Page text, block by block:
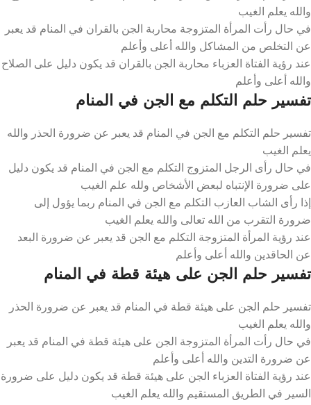
والله يعلم الغيب
في حال رأت المرأة المتزوجة محاربة الجن بالقران في المنام قد يعبر
عن التخلص من المشاكل والله أعلى وأعلم
عند رؤية الفتاة العزباء محاربة الجن بالقران قد يكون دليل على الصلاح
والله أعلى وأعلم
تفسير حلم التكلم مع الجن في المنام
تفسير حلم التكلم مع الجن في المنام قد يعبر عن ضرورة الحذر والله
يعلم الغيب
في حال رأى الرجل المتزوج التكلم مع الجن في المنام قد يكون دليل
على ضرورة الإنتباه لبعض الأشخاص ولله علم الغيب
إذا رأى الشاب العازب التكلم مع الجن في المنام ربما يؤول إلى
ضرورة التقرب من الله تعالى والله يعلم الغيب
عند رؤية المرأة المتزوجة التكلم مع الجن قد يعبر عن ضرورة البعد
عن الحاقدين والله أعلى وأعلم
تفسير حلم الجن على هيئة قطة في المنام
تفسير حلم الجن على هيئة قطة في المنام قد يعبر عن ضرورة الحذر
والله يعلم الغيب
في حال رأت المرأة المتزوجة الجن على هيئة قطة في المنام قد يعبر
عن ضرورة التدين والله أعلى وأعلم
عند رؤية الفتاة العزباء الجن على هيئة قطة قد يكون دليل على ضرورة
السير في الطريق المستقيم والله يعلم الغيب